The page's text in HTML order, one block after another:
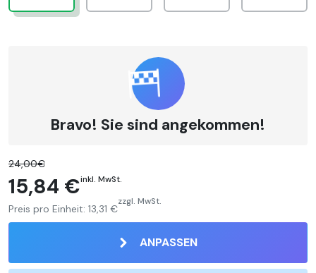
Bravo! Sie sind angekommen!
24,00€
15,84 €inkl. MwSt.
Preis pro Einheit: 13,31 €
zzgl. MwSt.
ANPASSEN